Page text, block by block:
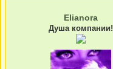
Elianora
Душа компании!